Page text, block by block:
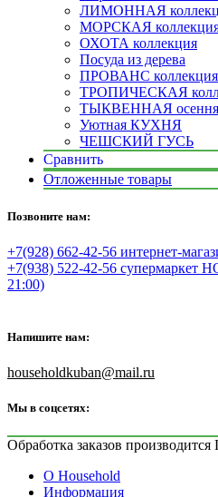
ЛИМОННАЯ
МОРСКАЯ
ОХОТА коллекция
Посуда из дерева
ПРОВАНС коллекция
ТРОПИЧЕСКАЯ
ТЫКВЕННАЯ
Уютная КУХНЯ
ЧЕШСКИЙ ГУСЬ
Сравнить
Отложенные товары
Позвоните нам:
+7(928) 662-42-56 интернет-
+7(938) 522-42-56 супермаркет
21:00)
Напишите нам:
householdkuban@mail.ru
Мы в соцсетях:
Обработка заказов
О Household
Информация